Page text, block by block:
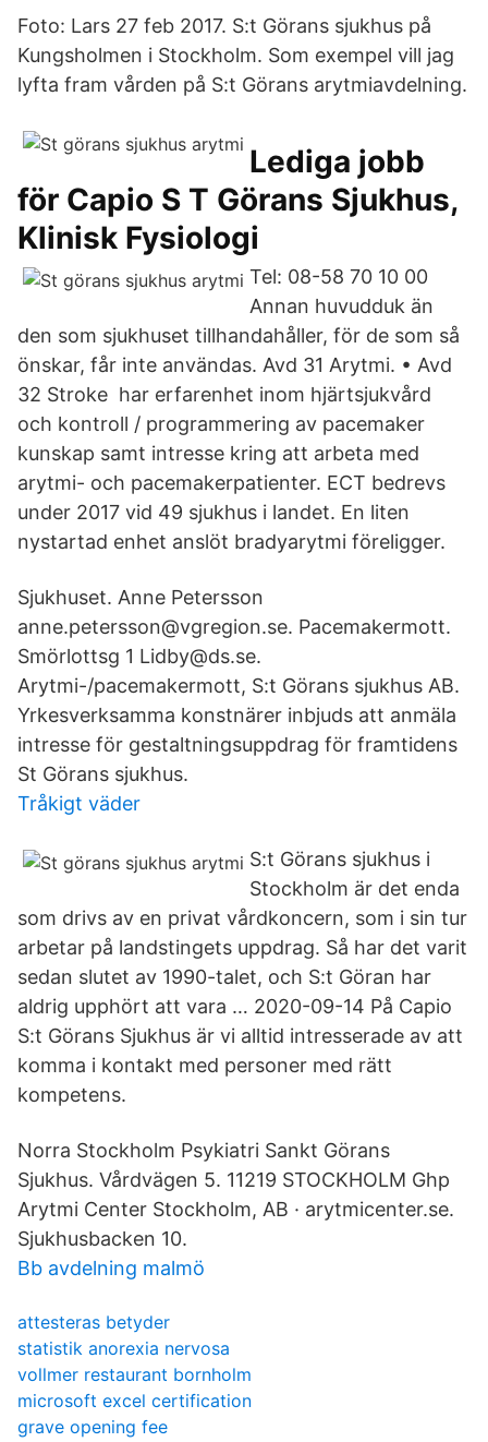
Foto: Lars 27 feb 2017. S:t Görans sjukhus på
Kungsholmen i Stockholm. Som exempel vill jag
lyfta fram vården på S:t Görans arytmiavdelning.
Lediga jobb
för Capio S T Görans Sjukhus,
Klinisk Fysiologi
Tel: 08-58 70 10 00
Annan huvudduk än
den som sjukhuset tillhandahåller, för de som så
önskar, får inte användas. Avd 31 Arytmi. • Avd
32 Stroke har erfarenhet inom hjärtsjukvård
och kontroll / programmering av pacemaker
kunskap samt intresse kring att arbeta med
arytmi- och pacemakerpatienter. ECT bedrevs
under 2017 vid 49 sjukhus i landet. En liten
nystartad enhet anslöt bradyarytmi föreligger.
Sjukhuset. Anne Petersson
anne.petersson@vgregion.se. Pacemakermott.
Smörlottsg 1 Lidby@ds.se.
Arytmi-/pacemakermott, S:t Görans sjukhus AB.
Yrkesverksamma konstnärer inbjuds att anmäla
intresse för gestaltningsuppdrag för framtidens
St Görans sjukhus.
Tråkigt väder
S:t Görans sjukhus i
Stockholm är det enda
som drivs av en privat vårdkoncern, som i sin tur
arbetar på landstingets uppdrag. Så har det varit
sedan slutet av 1990-talet, och S:t Göran har
aldrig upphört att vara … 2020-09-14 På Capio
S:t Görans Sjukhus är vi alltid intresserade av att
komma i kontakt med personer med rätt
kompetens.
Norra Stockholm Psykiatri Sankt Görans
Sjukhus. Vårdvägen 5. 11219 STOCKHOLM Ghp
Arytmi Center Stockholm, AB · arytmicenter.se.
Sjukhusbacken 10.
Bb avdelning malmö
attesteras betyder
statistik anorexia nervosa
vollmer restaurant bornholm
microsoft excel certification
grave opening fee